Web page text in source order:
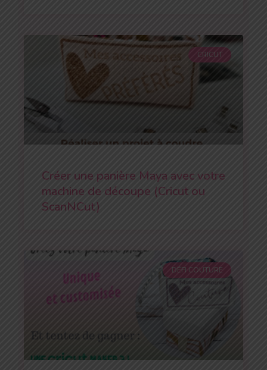
CRICUT
Créer une panière Maya avec votre
machine de découpe (Cricut ou
ScanNCut)
DÉFI COUTURE